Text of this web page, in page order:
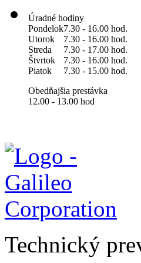
Úradné hodiny
Pondelok7.30 - 16.00 hod.
Utorok
7.30 - 16.00 hod.
Streda
7.30 - 17.00 hod.
Štvrtok
7.30 - 16.00 hod.
Piatok
7.30 - 15.00 hod.
Obedňajšia prestávka
12.00 - 13.00 hod
Technický